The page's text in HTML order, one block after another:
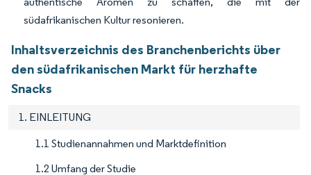
südafrikanischen Kultur resonieren.
Inhaltsverzeichnis des Branchenberichts über
den südafrikanischen Markt für herzhafte
Snacks
1. EINLEITUNG
1.1 Studienannahmen und Marktdefinition
1.2 Umfang der Studie